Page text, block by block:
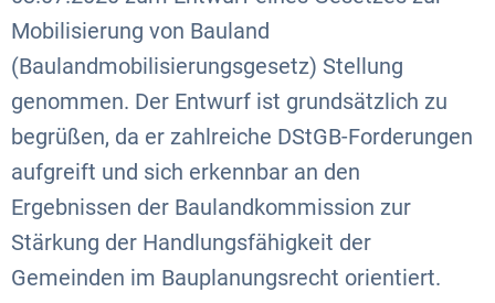
Mobilisierung von Bauland
(Baulandmobilisierungsgesetz) Stellung
genommen. Der Entwurf ist grundsätzlich zu
begrüßen, da er zahlreiche DStGB-Forderungen
aufgreift und sich erkennbar an den
Ergebnissen der Baulandkommission zur
Stärkung der Handlungsfähigkeit der
Gemeinden im Bauplanungsrecht orientiert.